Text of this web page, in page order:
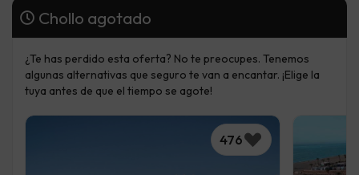
Chollo agotado
¿Te has perdido esta oferta? No te preocupes. Tenemos
algunas alternativas que seguro te van a encantar. ¡Elige la
tuya antes de que el tiempo se agote!
476